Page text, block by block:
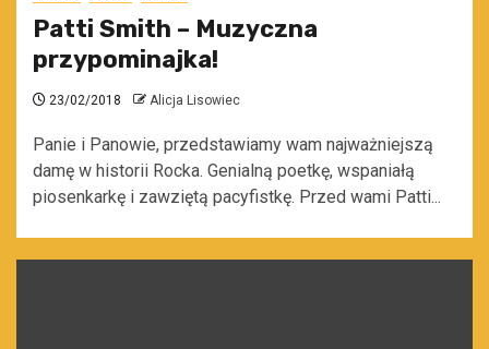
Patti Smith – Muzyczna
przypominajka!
23/02/2018 Alicja Lisowiec
Panie i Panowie, przedstawiamy wam najważniejszą
damę w historii Rocka. Genialną poetkę, wspaniałą
piosenkarkę i zawziętą pacyfistkę. Przed wami Patti...